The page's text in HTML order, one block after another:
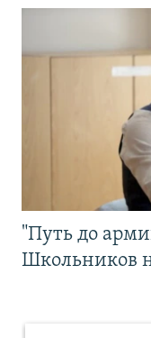
"Путь до
Школьников